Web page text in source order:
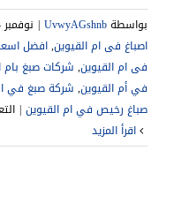
بواسطةUvwyAGshnb
| نوفمبر 9th, 2024
اصباغ فى ام القيوين,افضل
فى ام القيوين, شركات صبغ بام
في أم القيوين, شركة صبغ في
|